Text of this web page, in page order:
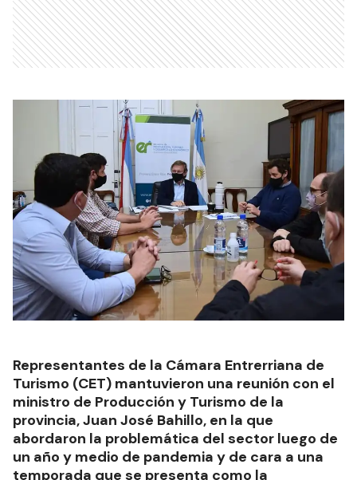
Representantes de la Cámara Entrerriana de
Turismo (CET) mantuvieron una reunión con el
ministro de Producción y Turismo de la
provincia, Juan José Bahillo, en la que
abordaron la problemática del sector luego de
un año y medio de pandemia y de cara a una
temporada que se presenta como la